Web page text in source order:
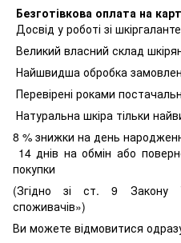
Безготівкова оплата на
Досвід у роботі зі
Великий власний склад
Найшвидша обробка
Перевірені роками
Натуральна шкіра тільки
8 % знижки на день
14 днів на обмін або
покупки
(Згідно зі ст. 9 Закону
споживачів»)
Ви можете відмовитися